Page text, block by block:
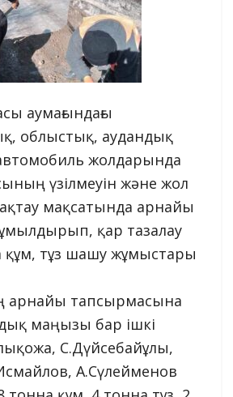
аумағындағы
облыстық, аудандық
жолдарында
үзілмеуін және жол
сақтау мақсатында арнайы
қар тазалау
құм, тұз шашу жұмыстары
арнайы тапсырмасына
маңызы бар ішкі
С.Дүйсебайұлы,
А.Сүлейменов